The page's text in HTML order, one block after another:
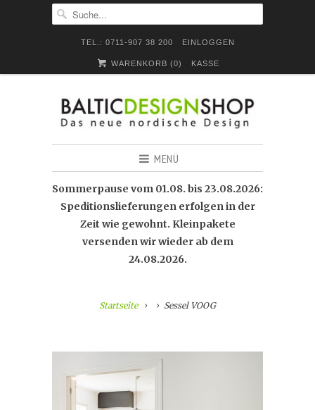
TEL.: 0711-907 38 200 EINLOGGEN
WARENKORB (0) KASSE
MENÜ
Sommerpause vom 01.08. bis 23.08.2026:
Speditionslieferungen erfolgen in der
Zeit wie gewohnt. Kleinpakete
versenden wir wieder ab dem
24.08.2026.
Startseite Sessel VOOG